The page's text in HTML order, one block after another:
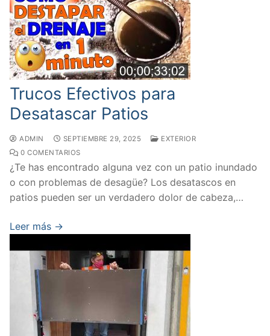
Trucos Efectivos para
Desatascar Patios
ADMIN SEPTIEMBRE 29, 2025
EXTERIOR
0 COMENTARIOS
¿Te has encontrado alguna vez con un patio inundado
o con problemas de desagüe? Los desatascos en
patios pueden ser un verdadero dolor de cabeza,…
Leer más →